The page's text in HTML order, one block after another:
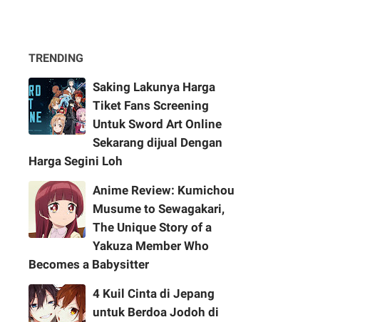
TRENDING
Saking Lakunya Harga
Tiket Fans Screening
Untuk Sword Art Online
Sekarang dijual Dengan
Harga Segini Loh
Anime Review: Kumichou
Musume to Sewagakari,
The Unique Story of a
Yakuza Member Who
Becomes a Babysitter
4 Kuil Cinta di Jepang
untuk Berdoa Jodoh di